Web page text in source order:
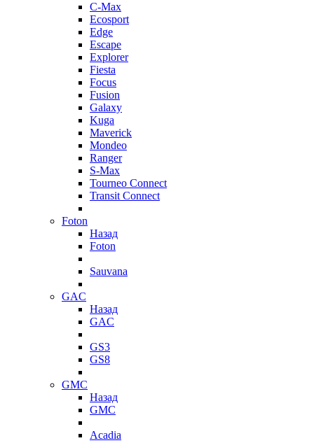
C-Max
Ecosport
Edge
Escape
Explorer
Fiesta
Focus
Fusion
Galaxy
Kuga
Maverick
Mondeo
Ranger
S-Max
Tourneo Connect
Transit Connect
Foton
Назад
Foton
Sauvana
GAC
Назад
GAC
GS3
GS8
GMC
Назад
GMC
Acadia